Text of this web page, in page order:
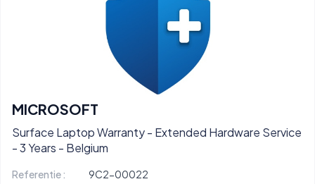
MICROSOFT
Surface Laptop Warranty - Extended Hardware Service
- 3 Years - Belgium
Referentie :
9C2-00022